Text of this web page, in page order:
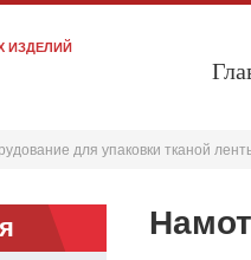
ИЗДЕЛИЙ
для упаковки тканой